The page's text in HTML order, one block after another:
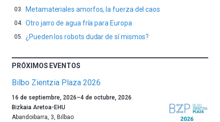
Metamateriales amorfos, la fuerza del caos
Otro jarro de agua fría para Europa
¿Pueden los robots dudar de sí mismos?
PRÓXIMOS EVENTOS
Bilbo Zientzia Plaza 2026
Un
año
más,
16 de septiembre, 2026–4 de octubre, 2026
Bizkaia Aretoa-EHU
Abandoibarra, 3, Bilbao